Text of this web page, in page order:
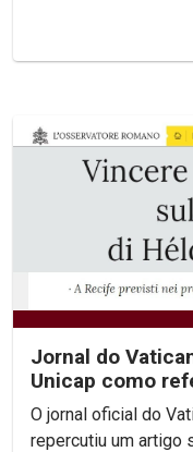
Jornal do
Unicap como
religioso
O jornal oficial do
repercutiu um artigo